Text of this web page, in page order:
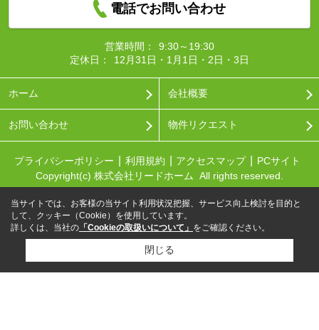
電話でお問い合わせ
営業時間：
9:30～19:30
定休日：
12月31日・1月1日・2日・3日
ホーム 会社概要
お問い合わせ 物件リクエスト
プライバシーポリシー 利用規約 アクセスマップ
PCサイト
Copyright(c) 株式会社リードホーム All rights reserved.
当サイトでは、お客様の当サイト利用状況把握、サービス向上検討を目的と
して、クッキー（Cookie）を使用しています。
詳しくは、当社の 「Cookieの取扱いについて」 をご確認ください。
閉じる